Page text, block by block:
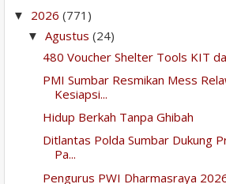
▼ 2026 (771)
▼ Agustus (24)
480 Voucher Shelter Tools KIT
PMI Sumbar Resmikan Mess
Kesiapsi...
Hidup Berkah Tanpa Ghibah
Ditlantas Polda Sumbar Dukung
Pa...
Pengurus PWI Dharmasraya